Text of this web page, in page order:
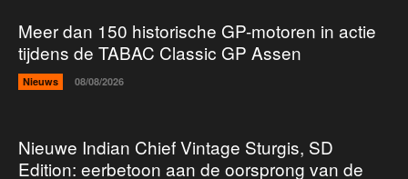
Meer dan 150 historische GP-motoren in actie
tijdens de TABAC Classic GP Assen
Nieuws 08/08/2026
Nieuwe Indian Chief Vintage Sturgis, SD
Edition: eerbetoon aan de oorsprong van de